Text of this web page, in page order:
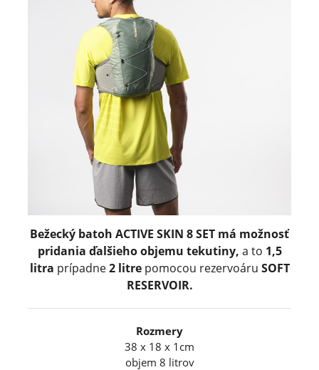
Bežecký batoh ACTIVE SKIN 8 SET má možnosť
pridania ďalšieho objemu tekutiny, a to 1,5
litra prípadne2 litre pomocou rezervoáru SOFT
RESERVOIR.
Rozmery
38 x 18 x 1cm
objem 8 litrov